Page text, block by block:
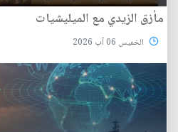
مأزق الزيدي مع الميليشيات
الخميس 06 آب 2026